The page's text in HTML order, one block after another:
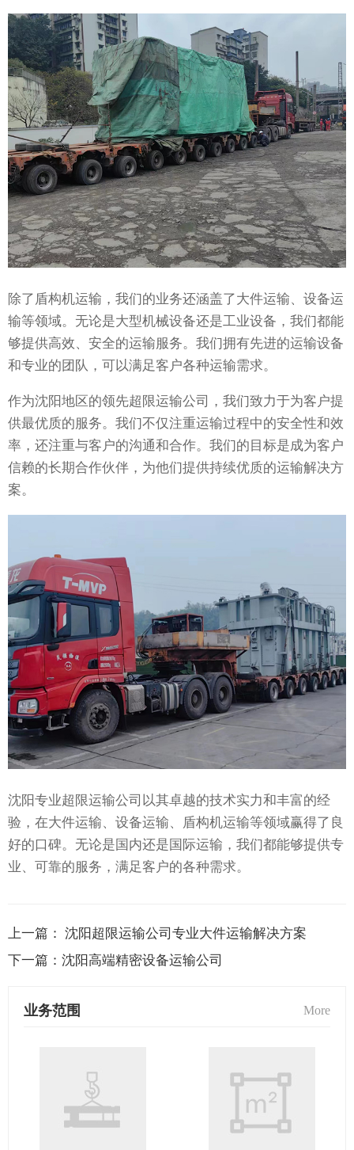
除了盾构机运输，我们的业务还涵盖了大件运输、设备运
输等领域。无论是大型机械设备还是工业设备，我们都能
够提供高效、安全的运输服务。我们拥有先进的运输设备
和专业的团队，可以满足客户各种运输需求。
作为沈阳地区的领先超限运输公司，我们致力于为客户提
供最优质的服务。我们不仅注重运输过程中的安全性和效
率，还注重与客户的沟通和合作。我们的目标是成为客户
信赖的长期合作伙伴，为他们提供持续优质的运输解决方
案。
沈阳专业超限运输公司以其卓越的技术实力和丰富的经
验，在大件运输、设备运输、盾构机运输等领域赢得了良
好的口碑。无论是国内还是国际运输，我们都能够提供专
业、可靠的服务，满足客户的各种需求。
上一篇： 沈阳超限运输公司专业大件运输解决方案
下一篇： 沈阳高端精密设备运输公司
业务范围 More